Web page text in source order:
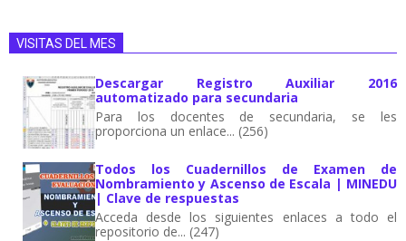
VISITAS DEL MES
Descargar Registro Auxiliar 2016
automatizado para secundaria
Para los docentes de secundaria, se les
proporciona un enlace... (256)
Todos los Cuadernillos de Examen de
Nombramiento y Ascenso de Escala | MINEDU
| Clave de respuestas
Acceda desde los siguientes enlaces a todo el
repositorio de... (247)